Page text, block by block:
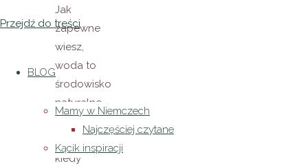
Przejdź do treści
BLOG
Mamy w Niemczech
Najczęściej czytane
Kącik inspiracji
Jak
zapewne
wiesz,
woda to
środowisko
naturalne
kiedy